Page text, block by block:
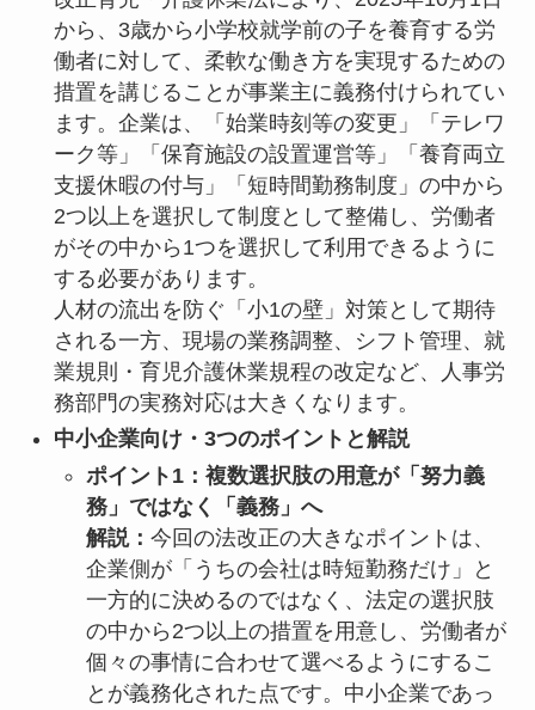
から、3歳から小学校就学前の子を養育する労
働者に対して、柔軟な働き方を実現するための
措置を講じることが事業主に義務付けられてい
ます。企業は、「始業時刻等の変更」「テレワ
ーク等」「保育施設の設置運営等」「養育両立
支援休暇の付与」「短時間勤務制度」の中から
2つ以上を選択して制度として整備し、労働者
がその中から1つを選択して利用できるように
する必要があります。
人材の流出を防ぐ「小1の壁」対策として期待
される一方、現場の業務調整、シフト管理、就
業規則・育児介護休業規程の改定など、人事労
務部門の実務対応は大きくなります。
中小企業向け・3つのポイントと解説
ポイント1：複数選択肢の用意が「努力義
務」ではなく「義務」へ
解説： 今回の法改正の大きなポイントは、
企業側が「うちの会社は時短勤務だけ」と
一方的に決めるのではなく、法定の選択肢
の中から2つ以上の措置を用意し、労働者が
個々の事情に合わせて選べるようにするこ
とが義務化された点です。中小企業であっ